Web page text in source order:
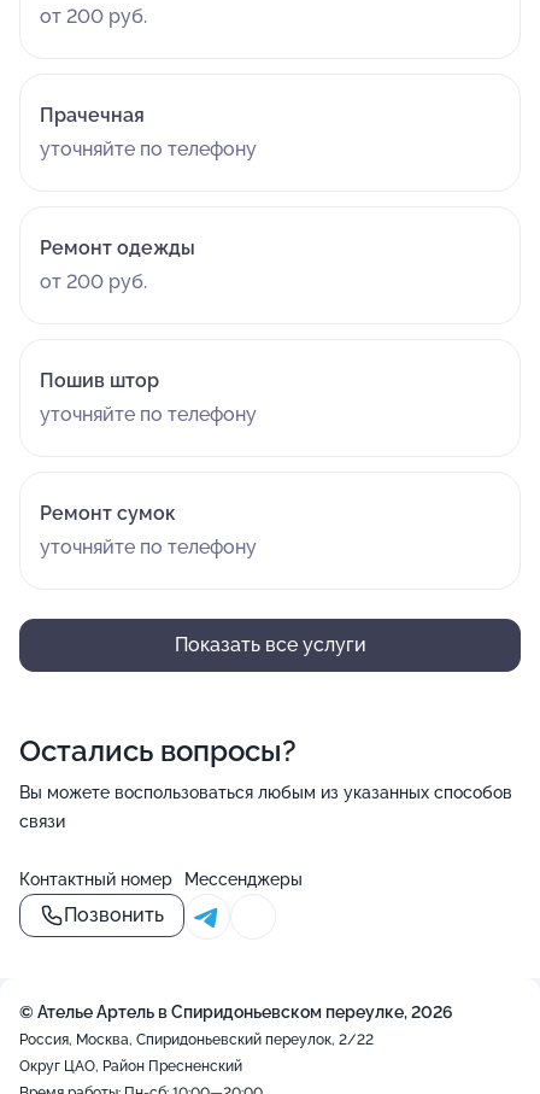
от 200 руб.
Прачечная
уточняйте по телефону
Ремонт одежды
от 200 руб.
Пошив штор
уточняйте по телефону
Ремонт сумок
уточняйте по телефону
Показать все услуги
Остались вопросы?
Вы можете воспользоваться любым из указанных способов
связи
Контактный номер
Позвонить
Мессенджеры
© Ателье Артель в Спиридоньевском переулке, 2026
Россия, Москва, Спиридоньевский переулок, 2/22
Округ ЦАО, Район Пресненский